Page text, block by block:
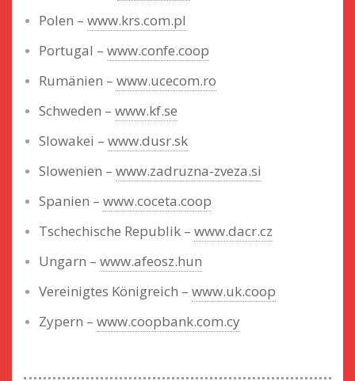
Polen – www.krs.com.pl
Portugal – www.confe.coop
Rumänien – www.ucecom.ro
Schweden – www.kf.se
Slowakei – www.dusr.sk
Slowenien – www.zadruzna-zveza.si
Spanien – www.coceta.coop
Tschechische Republik – www.dacr.cz
Ungarn – www.afeosz.hun
Vereinigtes Königreich – www.uk.coop
Zypern – www.coopbank.com.cy